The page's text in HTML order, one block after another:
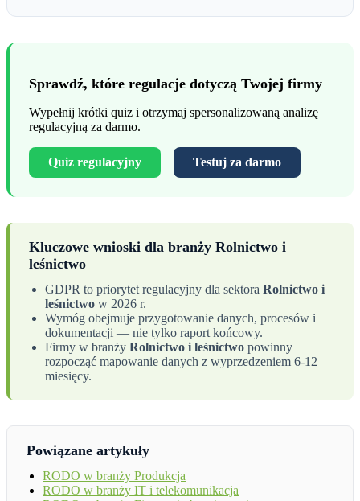
Sprawdź, które regulacje dotyczą Twojej firmy
Wypełnij krótki quiz i otrzymaj spersonalizowaną analizę
regulacyjną za darmo.
Quiz regulacyjny Testuj za darmo
Kluczowe wnioski dla branży Rolnictwo i
leśnictwo
GDPR to priorytet regulacyjny dla sektora Rolnictwo i
leśnictwo w 2026 r.
Wymóg obejmuje przygotowanie danych, procesów i
dokumentacji — nie tylko raport końcowy.
Firmy w branży Rolnictwo i leśnictwo powinny
rozpocząć mapowanie danych z wyprzedzeniem 6-12
miesięcy.
Powiązane artykuły
RODO w branży Produkcja
RODO w branży IT i telekomunikacja